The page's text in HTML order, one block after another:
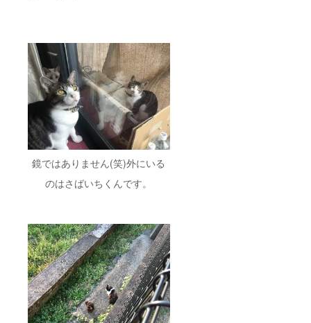
鏡ではありません(笑)外にいる
のはさばいちくんです。